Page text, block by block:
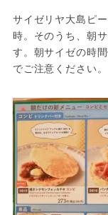
サイゼリヤ大島ピ
時。そのうち、朝
す。朝サイゼの時
でご注意ください。